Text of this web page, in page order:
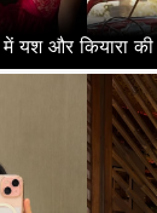
यश और कियारा